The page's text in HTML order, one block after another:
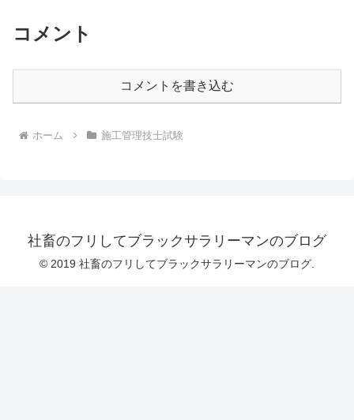
コメント
コメントを書き込む
ホーム 施工管理技士試験
社畜のフリしてブラックサラリーマンのブログ
© 2019 社畜のフリしてブラックサラリーマンのブログ.